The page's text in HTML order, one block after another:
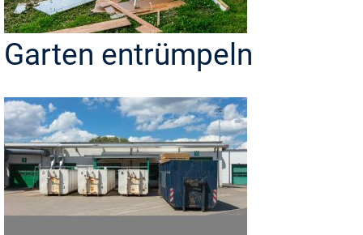
Garten entrümpeln